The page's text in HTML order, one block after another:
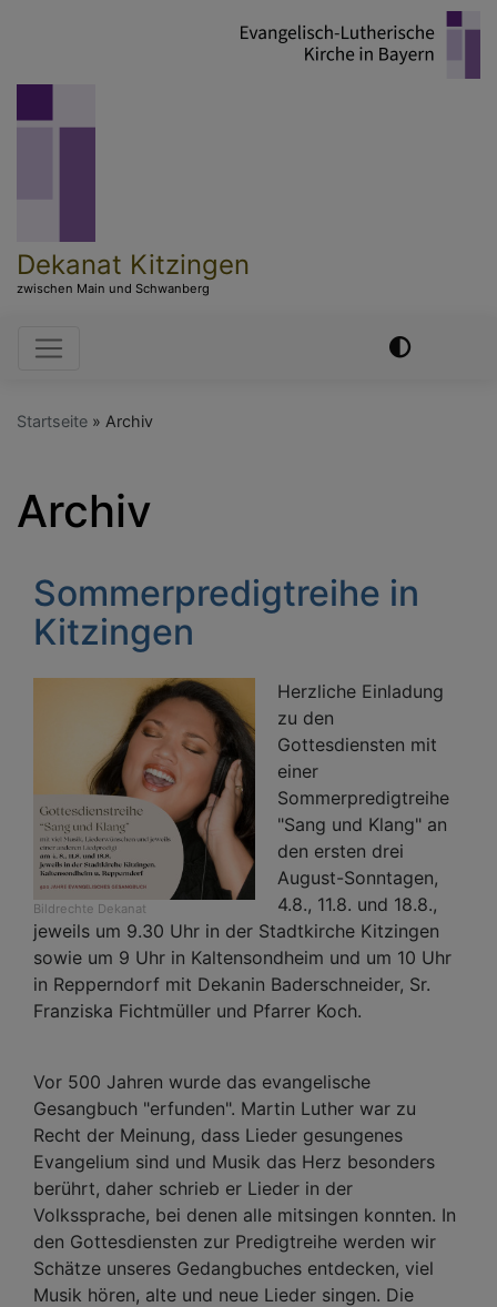
Dekanat Kitzingen
zwischen Main und Schwanberg
Hauptnavigation
Startseite Archiv
Archiv
Sommerpredigtreihe in
Kitzingen
Bildrechte Dekanat
Herzliche Einladung
zu den
Gottesdiensten mit
einer
Sommerpredigtreihe
"Sang und Klang" an
den ersten drei
August-Sonntagen,
4.8., 11.8. und 18.8.,
jeweils um 9.30 Uhr in der Stadtkirche Kitzingen
sowie um 9 Uhr in Kaltensondheim und um 10 Uhr
in Repperndorf mit Dekanin Baderschneider, Sr.
Franziska Fichtmüller und Pfarrer Koch.
Vor 500 Jahren wurde das evangelische
Gesangbuch "erfunden". Martin Luther war zu
Recht der Meinung, dass Lieder gesungenes
Evangelium sind und Musik das Herz besonders
berührt, daher schrieb er Lieder in der
Volkssprache, bei denen alle mitsingen konnten. In
den Gottesdiensten zur Predigtreihe werden wir
Schätze unseres Gedangbuches entdecken, viel
Musik hören, alte und neue Lieder singen. Die